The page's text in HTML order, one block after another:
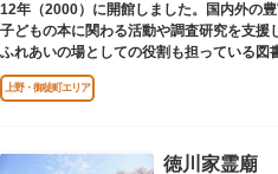
12年（2000）に開館しました。国内外の
子どもの本に関わる活動や調査研究を支援
ふれあいの場としての役割も担っている図
レンガ棟は、明治39年（1906）に建てら
利用しています。
上野・御徒町エリア
徳川家霊廟